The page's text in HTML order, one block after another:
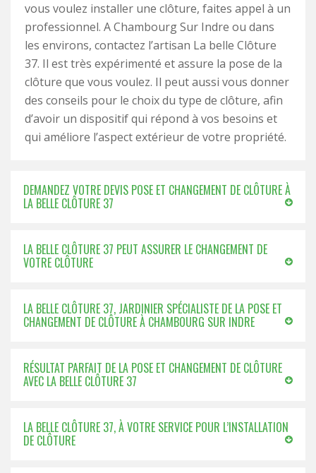
vous voulez installer une clôture, faites appel à un
professionnel. A Chambourg Sur Indre ou dans
les environs, contactez l’artisan La belle Clôture
37. Il est très expérimenté et assure la pose de la
clôture que vous voulez. Il peut aussi vous donner
des conseils pour le choix du type de clôture, afin
d’avoir un dispositif qui répond à vos besoins et
qui améliore l’aspect extérieur de votre propriété.
DEMANDEZ VOTRE DEVIS POSE ET CHANGEMENT DE CLÔTURE À
LA BELLE CLÔTURE 37
LA BELLE CLÔTURE 37 PEUT ASSURER LE CHANGEMENT DE
VOTRE CLÔTURE
LA BELLE CLÔTURE 37, JARDINIER SPÉCIALISTE DE LA POSE ET
CHANGEMENT DE CLÔTURE À CHAMBOURG SUR INDRE
RÉSULTAT PARFAIT DE LA POSE ET CHANGEMENT DE CLÔTURE
AVEC LA BELLE CLÔTURE 37
LA BELLE CLÔTURE 37, À VOTRE SERVICE POUR L’INSTALLATION
DE CLÔTURE